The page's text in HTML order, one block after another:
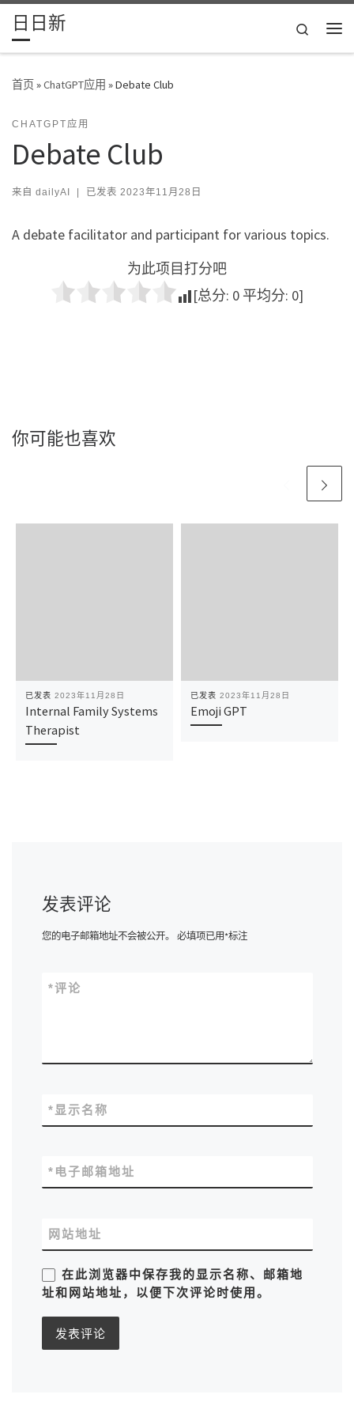
Skip to content
日日新
Search
首页»ChatGPT应用 »Debate Club
CHATGPT应用
Debate Club
来自 dailyAI | 已发表 2023年11月28日
A debate facilitator and participant for various topics.
为此项目打分吧
[总分: 0 平均分: 0]
你可能也喜欢
已发表 2023年11月28日
Internal Family Systems
Therapist
已发表 2023年11月28日
Emoji GPT
发表评论
您的电子邮箱地址不会被公开。 必填项已用*标注
评论
*
显示名称
*
电子邮箱地址
*
网站地址
在此浏览器中保存我的显示名称、邮箱地
址和网站地址，以便下次评论时使用。